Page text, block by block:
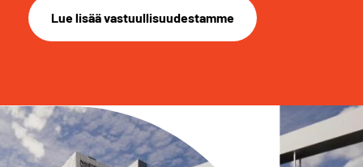
Lue lisää vastuullisuudestamme